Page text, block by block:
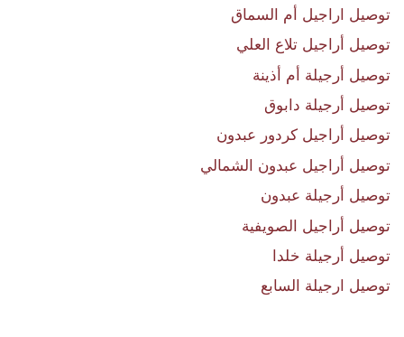
توصيل اراجيل أم السماق
توصيل أراجيل تلاع العلي
توصيل أرجيلة أم أذينة
توصيل أرجيلة دابوق
توصيل أراجيل كردور عبدون
توصيل أراجيل عبدون الشمالي
توصيل أرجيلة عبدون
توصيل أراجيل الصويفية
توصيل أرجيلة خلدا
توصيل ارجيلة السابع